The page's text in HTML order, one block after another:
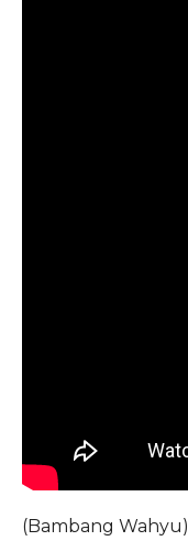
(Bambang Wahyu)